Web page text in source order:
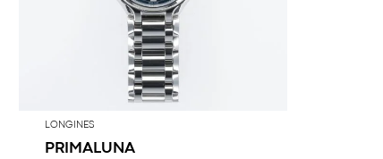
LONGINES
PRIMALUNA